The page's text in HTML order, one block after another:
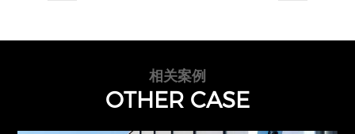
相关案例
OTHER CASE